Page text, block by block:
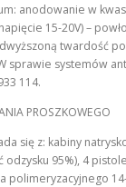
anodowanie w
15-20V) –
twardość
sprawie systemów
114.
PROSZKOWEGO
się z: kabiny
95%), 4
polimeryzacyjnego